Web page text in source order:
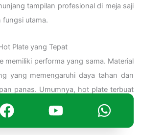
tampilan profesional di meja saji
utama.
Plate yang Tepat
memiliki performa yang sama. Material
yang memengaruhi daya tahan dan
panas. Umumnya, hot plate terbuat
iron (besi tuang) atau baja karbon